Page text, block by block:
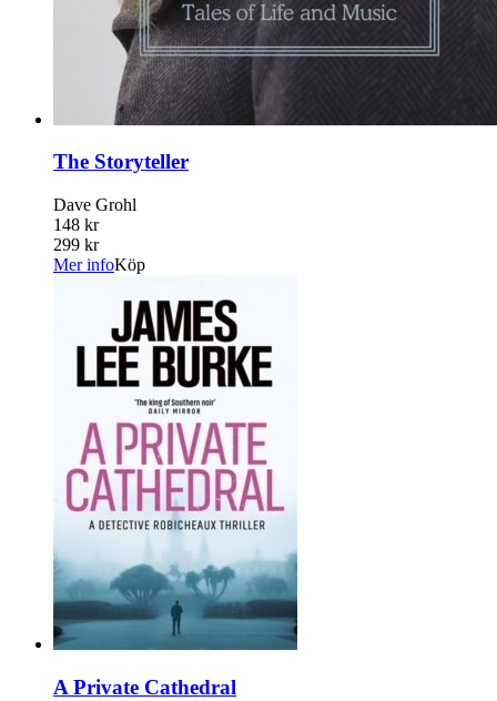
The Storyteller
Dave Grohl
148 kr
299 kr
Mer infoKöp
A Private Cathedral